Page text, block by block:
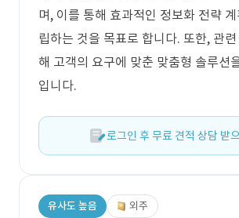
며, 이를 통해 효과적인 정보화 전략
립하는 것을 목표로 합니다. 또한, 관
해 고객의 요구에 맞춘 맞춤형 솔루션
입니다.
로그인 후 무료 견적 상담 받
유사도 높음 외주